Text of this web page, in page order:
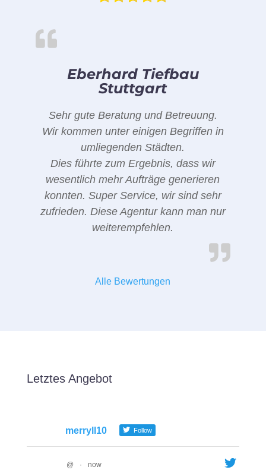
Eberhard Tiefbau
Stuttgart
Sehr gute Beratung und Betreuung.
Wir kommen unter einigen Begriffen in
umliegenden Städten.
Dies führte zum Ergebnis, dass wir
wesentlich mehr Aufträge generieren
konnten. Super Service, wir sind sehr
zufrieden. Diese Agentur kann man nur
weiterempfehlen.
Alle Bewertungen
Letztes Angebot
merryll10 Follow
@ · now